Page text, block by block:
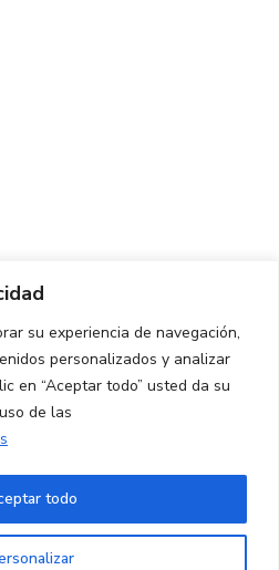
su experiencia de navegación,
personalizados y analizar
en “Aceptar todo” usted da su
de las
todo
1, Oficina 106)
Girona 1-3
(España)
405 44 03